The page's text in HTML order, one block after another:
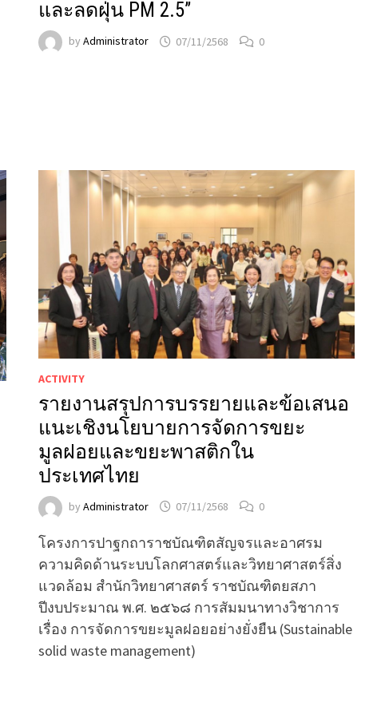
และลดฝุ่น PM 2.5”
by Administrator 07/11/2568 0
ACTIVITY
รายงานสรุปการบรรยายและข้อเสนอ
แนะเชิงนโยบายการจัดการขยะ
มูลฝอยและขยะพาสติกใน
ประเทศไทย
by Administrator 07/11/2568 0
โครงการปาฐกถาราชบัณฑิตสัญจรและอาศรม
ความคิดด้านระบบโลกศาสตร์และวิทยาศาสตร์สิ่ง
แวดล้อม สำนักวิทยาศาสตร์ ราชบัณฑิตยสภา
ปีงบประมาณ พ.ศ. ๒๕๖๘ การสัมมนาทางวิชาการ
เรื่อง การจัดการขยะมูลฝอยอย่างยั่งยืน (Sustainable
solid waste management)